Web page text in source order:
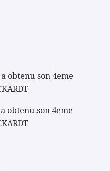
obtenu son 4eme
obtenu son 4eme